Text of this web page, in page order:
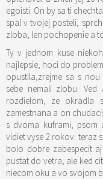
egoisti. On by sa ti
spal v tvojej posteli,
zloba, len pochopenie a
Ty v jednom kuse
najlepsie, hoci do
opustila,zrejme sa s
sebe nemali zlobu.
rozdielom, ze okradla
zamestnana a on
s dvoma kuframi, psom a
vidiet vyse 2 rokov. teraz
bolo dobre zabespecit
pustat do vetra, ale ked
niecom oku a vo svojom